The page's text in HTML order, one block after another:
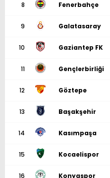
8 Fenerbahçe
9 Galatasaray
10 Gaziantep FK
11 Gençlerbirliği
12 Göztepe
13 Başakşehir
14 Kasımpaşa
15 Kocaelispor
16 Konyaspor